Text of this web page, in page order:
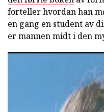
forteller hvordan han
en gang en student av
er mannen midt i den